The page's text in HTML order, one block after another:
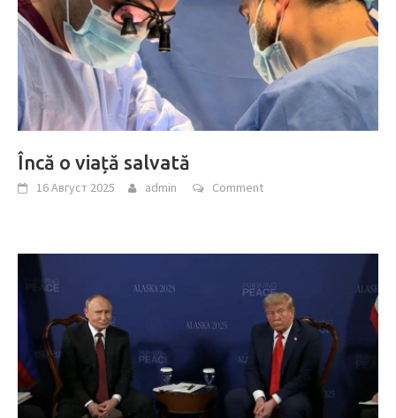
Încă o viață salvată
16 Август 2025 admin Comment